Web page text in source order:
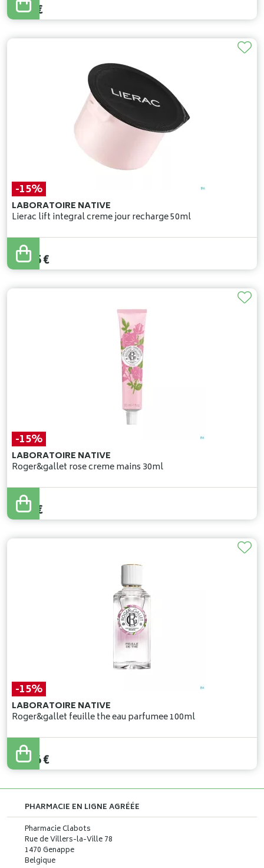
7,56 €
-15%
LABORATOIRE NATIVE
Lierac lift integral creme jour recharge 50ml
41,00
34,85€
-15%
LABORATOIRE NATIVE
Roger&gallet rose creme mains 30ml
8,50€
7,22 €
-15%
LABORATOIRE NATIVE
Roger&gallet feuille the eau parfumee 100ml
38,90
33,06€
PHARMACIE EN LIGNE AGRÉÉE
Pharmacie Clabots
Rue de Villers-la-Ville 78
1470 Genappe
Belgique